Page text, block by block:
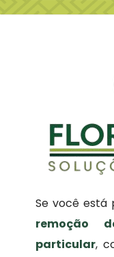
Se você está
remoção
particular,